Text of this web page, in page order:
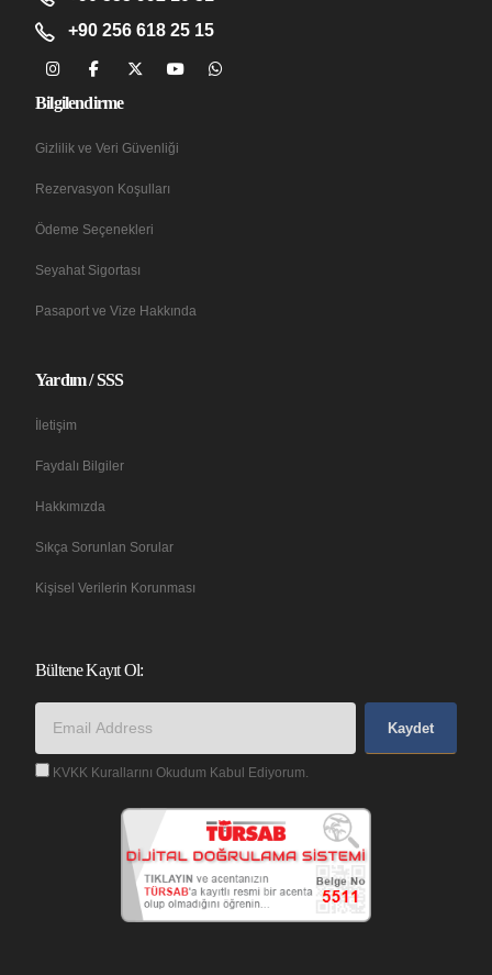
+90 256 618 25 15
Bilgilendirme
Gizlilik ve Veri Güvenliği
Rezervasyon Koşulları
Ödeme Seçenekleri
Seyahat Sigortası
Pasaport ve Vize Hakkında
Yardım / SSS
İletişim
Faydalı Bilgiler
Hakkımızda
Sıkça Sorunlan Sorular
Kişisel Verilerin Korunması
Bültene Kayıt Ol:
Kaydet
KVKK Kurallarını Okudum Kabul Ediyorum.